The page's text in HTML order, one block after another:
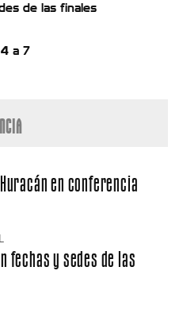
de las finales
a 7
en conferencia
fechas y sedes de las